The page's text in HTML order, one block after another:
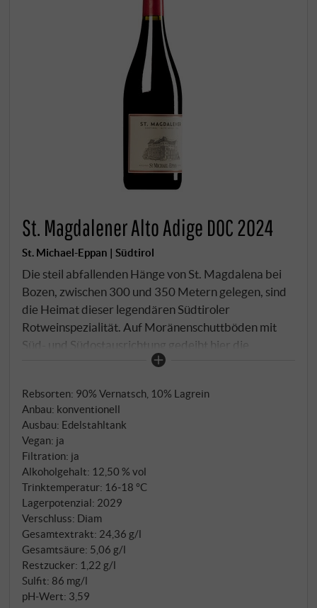
St. Magdalener Alto Adige DOC 2024
St. Michael-Eppan | Südtirol
Die steil abfallenden Hänge von St. Magdalena bei
Bozen, zwischen 300 und 350 Metern gelegen, sind
die Heimat dieser legendären Südtiroler
Rotweinspezialität. Auf Moränenschuttböden mit
Süd- und Südostausrichtung gedeiht hier die
autochthone Vernatsch-Traube unter idealen
Vernatsch und 10% Lagrein wird von der
renommierten Kellerei St. Michael-Eppan vinifiziert,
die seit 1907 zu den führenden Genossenschaften
Südtirols zählt. Die Handlese erfolgt Anfang
Oktober mit sorgfältiger Traubenselektion. Nach
der Vergärung im Edelstahltank durchläuft der Wein
den biologischen Säureabbau, bevor er im Stahltank
ausgebaut wird.
Rebsorten: 90% Vernatsch, 10% Lagrein
Anbau: konventionell
Ausbau: Edelstahltank
Vegan: ja
Filtration: ja
Alkoholgehalt: 12,50 % vol
Trinktemperatur: 16‑18 °C
Lagerpotenzial: 2029
Verschluss: Diam
Gesamtextrakt: 24,36 g/l
Gesamtsäure: 5,06 g/l
Restzucker: 1,22 g/l
Sulfit: 86 mg/l
pH-Wert: 3,59